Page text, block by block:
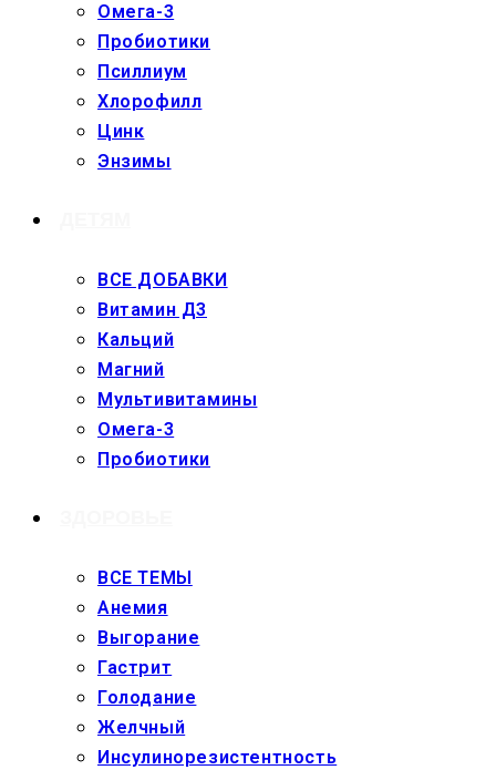
Омега-3
Пробиотики
Псиллиум
Хлорофилл
Цинк
Энзимы
ВСЕ ДОБАВКИ
Витамин Д3
Кальций
Магний
Мультивитамины
Омега-3
Пробиотики
ВСЕ ТЕМЫ
Анемия
Выгорание
Гастрит
Голодание
Желчный
Инсулинорезистентность